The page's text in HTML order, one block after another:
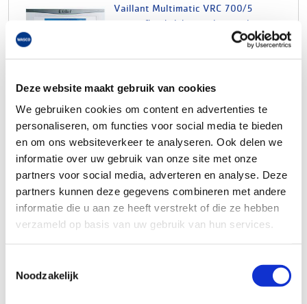
Deze website maakt gebruik van cookies
We gebruiken cookies om content en advertenties te
personaliseren, om functies voor social media te bieden
en om ons websiteverkeer te analyseren. Ook delen we
informatie over uw gebruik van onze site met onze
partners voor social media, adverteren en analyse. Deze
partners kunnen deze gegevens combineren met andere
informatie die u aan ze heeft verstrekt of die ze hebben
verzameld op basis van uw gebruik van hun services.
Noodzakelijk
Vaillant Multimatic VRC 700/5
weersafhankelijke regelaar incl.
Product soort: Kamerthermostaat
Serie: Multimatic
Type: VRC 700/1
€285,00
Bruto per stuk
Log in voor jouw prijs
buskoppelaar
artikelnr: 0151094